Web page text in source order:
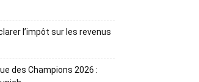
l’impôt sur les revenus
des Champions 2026 :